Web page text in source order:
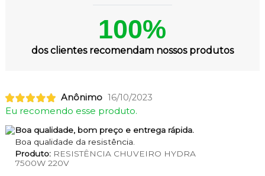
100%
dos clientes recomendam nossos produtos
Anônimo 16/10/2023
Eu recomendo esse produto.
Boa qualidade, bom preço e entrega rápida.
Boa qualidade da resistência.
Produto:RESISTÊNCIA CHUVEIRO HYDRA
7500W 220V